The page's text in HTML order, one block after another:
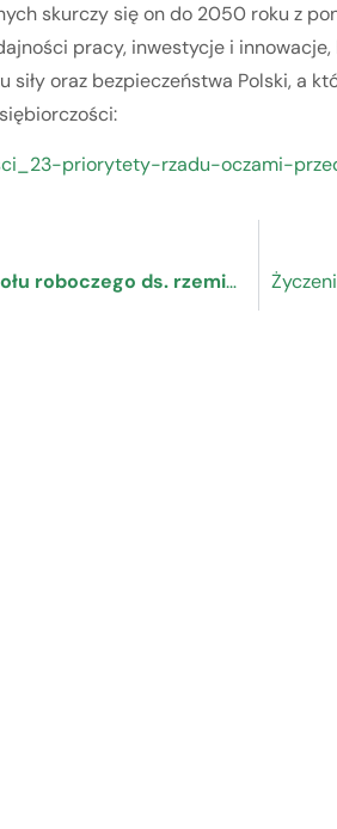
skurczy się on do 2050 roku z
pracy, inwestycje i
siły oraz bezpieczeństwa Polski, a
priorytety-rzadu-oczami-
Posiedzenie Zespołu roboczego ds. rzemiosła w ramach prac Rady Przedsiębiorców przy Rzeczniku Małych i Średnich Przedsiębiorców